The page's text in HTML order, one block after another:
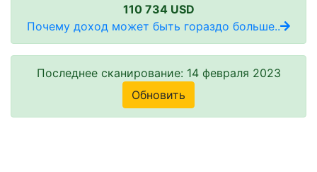
110 734 USD
Почему доход может быть гораздо больше..
Последнее сканирование: 14 февраля 2023
Обновить